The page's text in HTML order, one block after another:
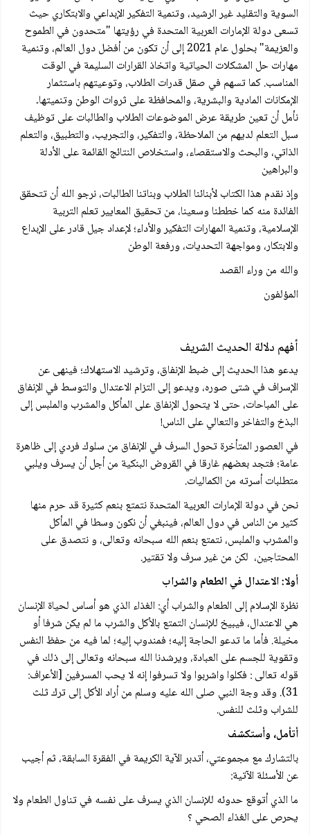
السوية والتقليد غير الرشيد، وتنمية التفكير الإبداعي والابتكاري حيث
تسعى دولة الإمارات العربية المتحدة في رؤيتها "متحدون في الطموح
والعزيمة" بحلول عام 2021 إلى أن تكون من أفضل دول العالم، وتنمية
مهارات حل المشكلات الحياتية واتخاذ القرارات السليمة في الوقت
المناسب. كما تسهم في صقل قدرات الطلاب، وتوعيتهم باستثمار
الإمكانات المادية والبشرية، والمحافظة على ثروات الوطن وتنميتها۔
نأمل أن تعين طريقة عرض الموضوعات الطلاب والطالبات على توظيف
سبل التعلم لديهم من الملاحظة، والتفكير، والتجريب، والتطبيق، والتعلم
الذاتي، والبحث والاستقصاء، واستخلاص النتائج القائمة على الأدلة
والبراهين
وإذ نقدم هذا الكتاب لأبنائنا الطلاب وبناتنا الطالبات، نرجو الله أن تتحقق
الفائدة منه كما خططنا وسعينا، من تحقيق المعايير تعلم التربية
الإسلامية، وتنمية المهارات التفكير والأداء؛ لإعداد جيل قادر على الإبداع
والابتكار، ومواجهة التحديات، ورفعة الوطن
والله من وراء القصد
المؤلفون
أفهم دلالة الحديث الشريف
يدعو هذا الحديث إلى ضبط الإنفاق، وترشيد الاستهلاك؛ فينهى عن
الإسراف في شتى صوره، ويدعو إلى التزام الاعتدال والتوسط في الإنفاق
على المباحات، حتى لا يتحول الإنفاق على المأكل والمشرب والملبس إلى
البذخ والتفاخر والتعالي على الناس!
في العصور المتأخرة تحول السرف في الإنفاق من سلوك فردي إلى ظاهرة
عامة؛ فتجد بعضهم غارقا في القروض البنكية من أجل أن يسرف ويلبي
متطلبات أسرته من الكماليات.
نحن في دولة الإمارات العربية المتحدة نتمتع بنعم كثيرة قد حرم منها
كثير من الناس في دول العالم، فينبغي أن نكون وسطا في المأكل
والمشرب والملبس، نتمتع بنعم الله سبحانه وتعالى، و نتصدق على
المحتاجين، لكن من غير سرف ولا تقتير.
أولا: الاعتدال في الطعام والشراب
نظرة الإسلام إلى الطعام والشراب أي: الغذاء الذي هو أساس لحياة الإنسان
هي الاعتدال، فيبيخ للإنسان التمتع بالأكل والشرب ما لم يكن شرفا أو
مخيلة. فأما ما تدعو الحاجة إليه؛ فمندوب إليه؛ لما فيه من حفظ النفس
وتقوية للجسم على العبادة، ويرشدنا الله سبحانه وتعالى إلى ذلك في
قوله تعالی : فكلوا واشربوا ولا تسرفوا إنه لا يحب المسرفين [الأعراف:
31). وقد وجة النبي صلى الله عليه وسلم من أراد الأكل إلى ترك ثلث
للشراب وثلث للنفس.
أتأمل، وأستكشف
بالتشارك مع مجموعتي، أتدبر الآية الكريمة في الفقرة السابقة، ثم أجيب
عن الأسئلة الآتية:
ما الذي أتوقع حدوئه للإنسان الذي يسرف على نفسه في تناول الطعام ولا
يحرص على الغذاء الصحي ؟